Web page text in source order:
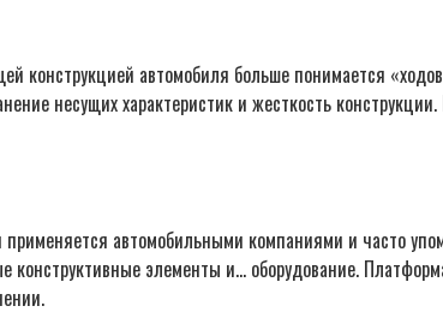
конструкцией автомобиля больше понимается
несущих характеристик и жесткость
автомобильными компаниями и часто
элементы и… оборудование.